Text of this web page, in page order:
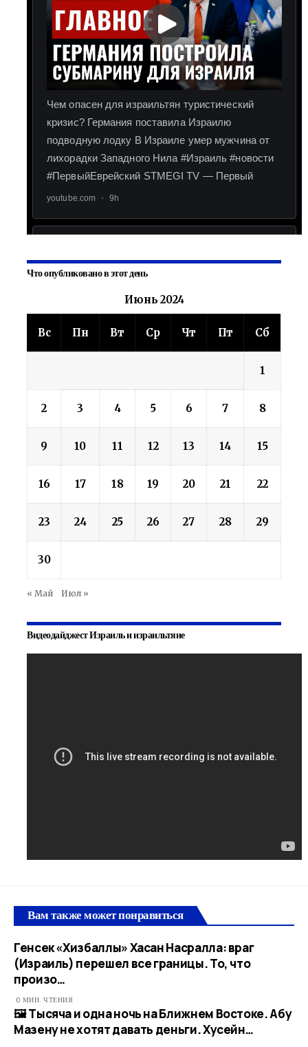
Что опубликовано в этот день
Июнь 2024
Вс Пн Вт Ср Чт Пт Сб
1
2 3 4 5 6 7 8
9 10 11 12 13 14 15
16 17 18 19 20 21 22
23 24 25 26 27 28 29
30
« Май Июл »
Видеодайджест Израиль и израильтяне
Вам также может понравиться
Генсек «Хизбаллы» Хасан Насралла: враг
(Израиль) перешел все границы. То, что
произо…
0 МИН. ЧТЕНИЯ
🖼 Тысяча и одна ночь на Ближнем Востоке. Абу
Мазену не хотят давать деньги. Хусейн…